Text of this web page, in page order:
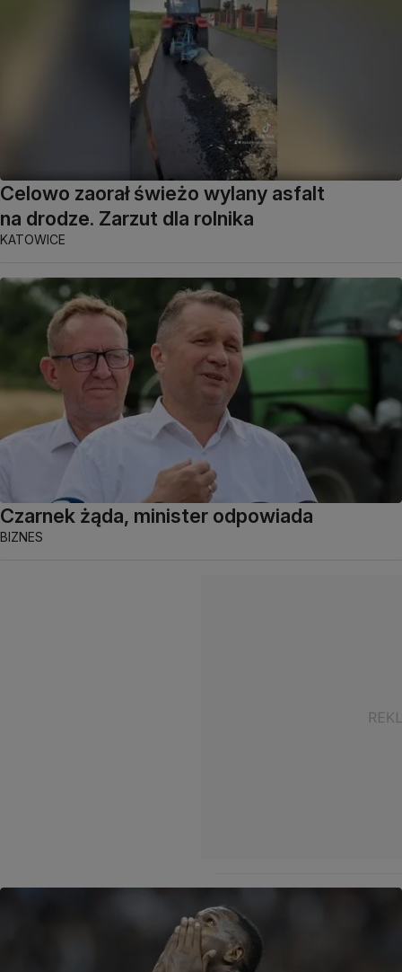
Celowo zaorał świeżo wylany asfalt
na drodze. Zarzut dla rolnika
KATOWICE
Czarnek żąda, minister odpowiada
BIZNES